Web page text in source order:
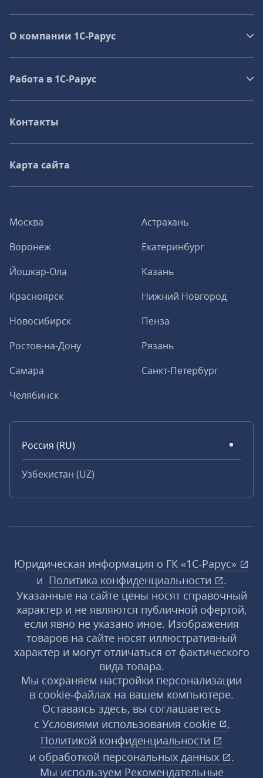
Москва
Астрахань
Воронеж
Екатеринбург
Йошкар-Ола
Казань
Красноярск
Нижний Новгород
Новосибирск
Пенза
Ростов-на-Дону
Рязань
Самара
Санкт-Петербург
Челябинск
Россия (RU)
Узбекистан (UZ)
О компании 1C-Рарус
Работа в 1С‑Рарус
Контакты
Карта сайта
Юридическая информация о ГК «1С‑Рарус»
и Политика конфиденциальности
.
Указанные на сайте цены носят справочный
характер и не являются публичной офертой,
если явно не указано иное. Изображения
товаров на сайте носят иллюстративный
характер и могут отличаться от фактического
вида товара.
Мы сохраняем настройки персонализации
в cookie‑файлах на вашем компьютере.
Оставаясь здесь, вы соглашаетесь
с Условиями использования cookie
,
Политикой конфиденциальности
и обработкой персональных данных
.
Мы используем Рекомендательные